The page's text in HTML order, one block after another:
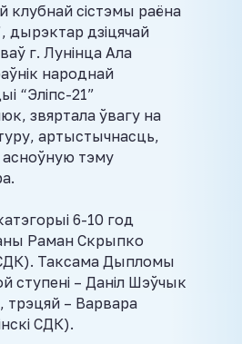
клубнай сістэмы раёна
дырэктар дзіцячай
г. Лунінца Ала
народнай
“Эліпс-21”
звяртала ўвагу на
артыстычнасць,
асноўную тэму
6-10 год
Раман Скрыпко
СДК). Таксама Дыпломы
ступені – Даніл Шэўчык
трэцяй – Варвара
СДК).